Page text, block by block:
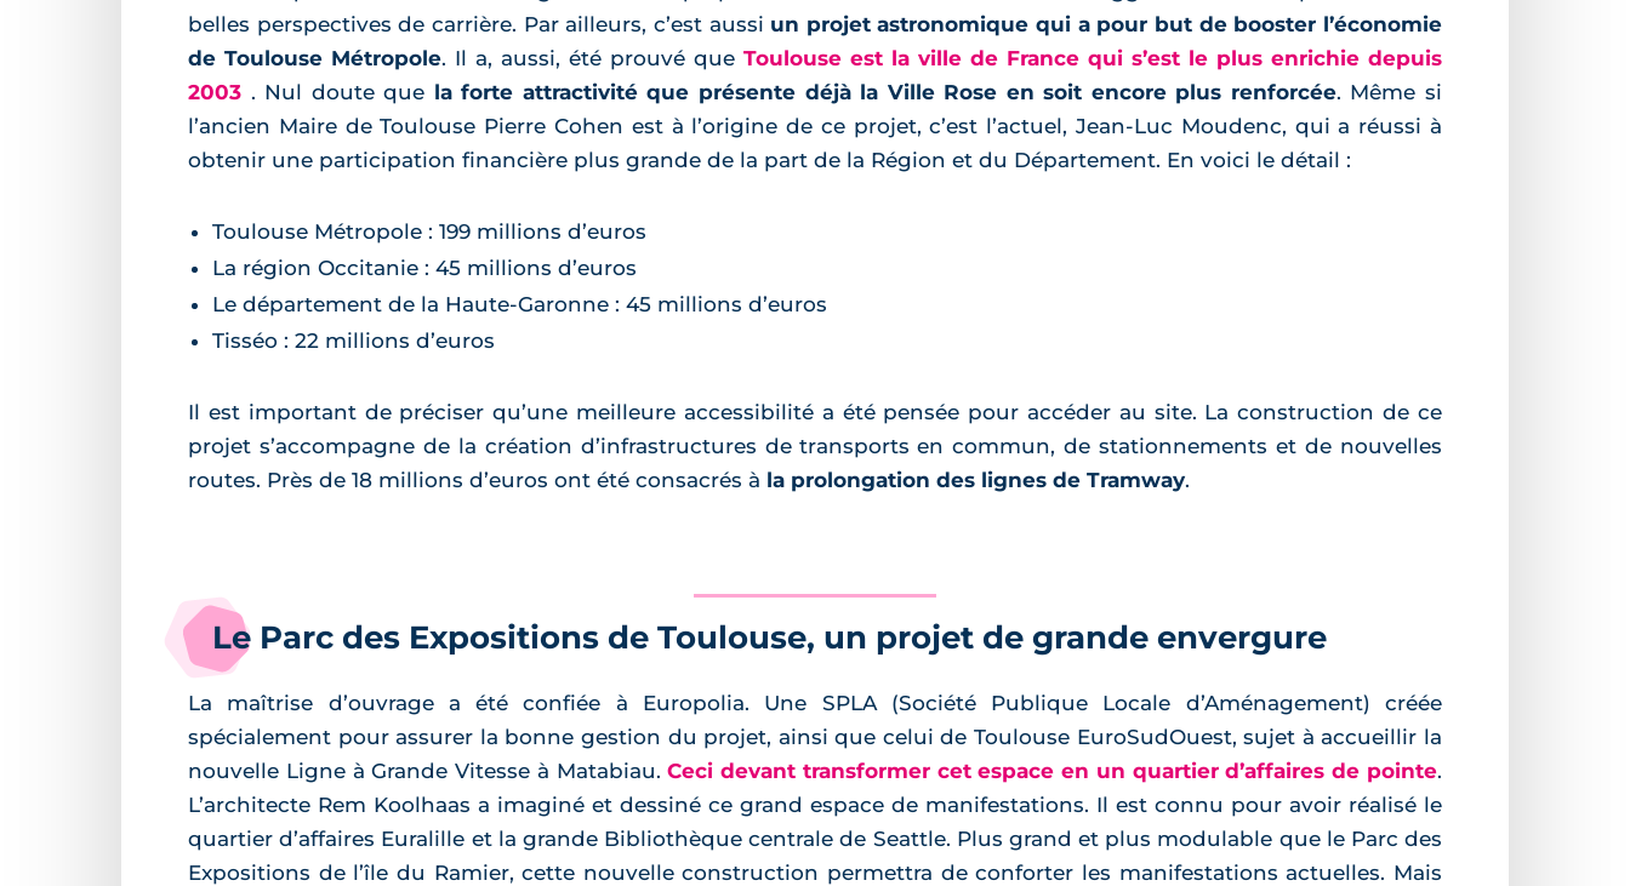
belles perspectives de carrière. Par ailleurs, c’est aussi un projet astronomique qui a pour but de booster l’économie
de Toulouse Métropole. Il a, aussi, été prouvé que Toulouse est la ville de France qui s’est le plus enrichie depuis
2003 . Nul doute que la forte attractivité que présente déjà la Ville Rose en soit encore plus renforcée. Même si
l’ancien Maire de Toulouse Pierre Cohen est à l’origine de ce projet, c’est l’actuel, Jean-Luc Moudenc, qui a réussi à
obtenir une participation financière plus grande de la part de la Région et du Département. En voici le détail :
Toulouse Métropole : 199 millions d’euros
La région Occitanie : 45 millions d’euros
Le département de la Haute-Garonne : 45 millions d’euros
Tisséo : 22 millions d’euros
Il est important de préciser qu’une meilleure accessibilité a été pensée pour accéder au site. La construction de ce
projet s’accompagne de la création d’infrastructures de transports en commun, de stationnements et de nouvelles
routes. Près de 18 millions d’euros ont été consacrés à la prolongation des lignes de Tramway.
Le Parc des Expositions de Toulouse, un projet de grande envergure
La maîtrise d’ouvrage a été confiée à Europolia. Une SPLA (Société Publique Locale d’Aménagement) créée
spécialement pour assurer la bonne gestion du projet, ainsi que celui de Toulouse EuroSudOuest, sujet à accueillir la
nouvelle Ligne à Grande Vitesse à Matabiau.Ceci devant transformer cet espace en un quartier d’affaires de pointe.
L’architecte Rem Koolhaas a imaginé et dessiné ce grand espace de manifestations. Il est connu pour avoir réalisé le
quartier d’affaires Euralille et la grande Bibliothèque centrale de Seattle. Plus grand et plus modulable que le Parc des
Expositions de l’île du Ramier, cette nouvelle construction permettra de conforter les manifestations actuelles. Mais